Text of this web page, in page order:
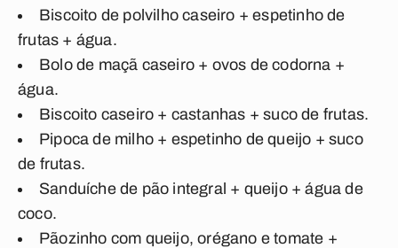
Biscoito de polvilho caseiro + espetinho de
frutas + água.
Bolo de maçã caseiro + ovos de codorna +
água.
Biscoito caseiro + castanhas + suco de frutas.
Pipoca de milho + espetinho de queijo + suco
de frutas.
Sanduíche de pão integral + queijo + água de
coco.
Pãozinho com queijo, orégano e tomate +